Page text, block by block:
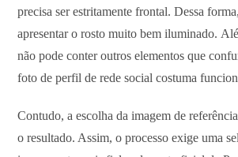
precisa ser estritamente frontal. Dessa
apresentar o rosto muito bem iluminado.
não pode conter outros elementos que
foto de perfil de rede social costuma
Contudo, a escolha da imagem de
o resultado. Assim, o processo exige uma